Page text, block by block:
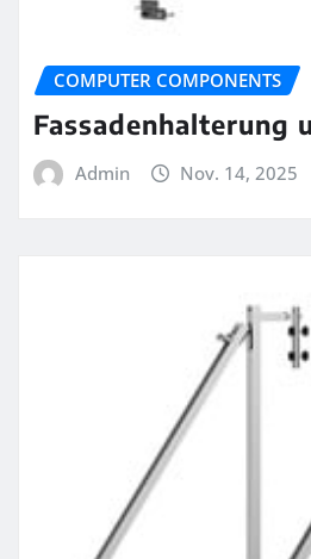
COMPUTER COMPONENTS
Fassadenhalterung
Admin Nov. 14, 2025